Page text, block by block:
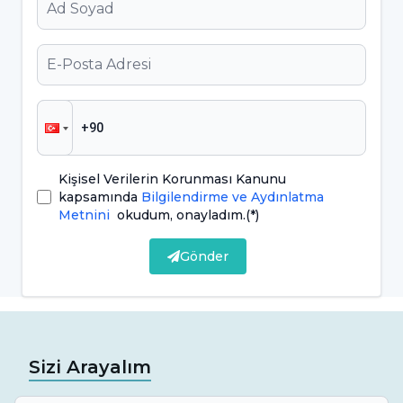
araya getirir. İmplant üstü protez seçimi,
uzman diş hekimleri tarafından hastanın
bireysel ihtiyaçlarına göre planlanmalı ve
yapılmalıdır.
İmplant Üstü Protezlerin Avantajları
İmplant üstü protezler, bir dizi avantaj sunarak
diş eksikliği yaşayan bireyler için etkili bir
Diş rengi ve şekli konusunda doğal
dişlere benzeyen malzemeler kullanılarak
Kişisel Verilerin Korunması Kanunu
kapsamında Bilgilendirme ve Aydınlatma
Metnini okudum, onayladım.(*)
Gönder
Sizi Arayalım